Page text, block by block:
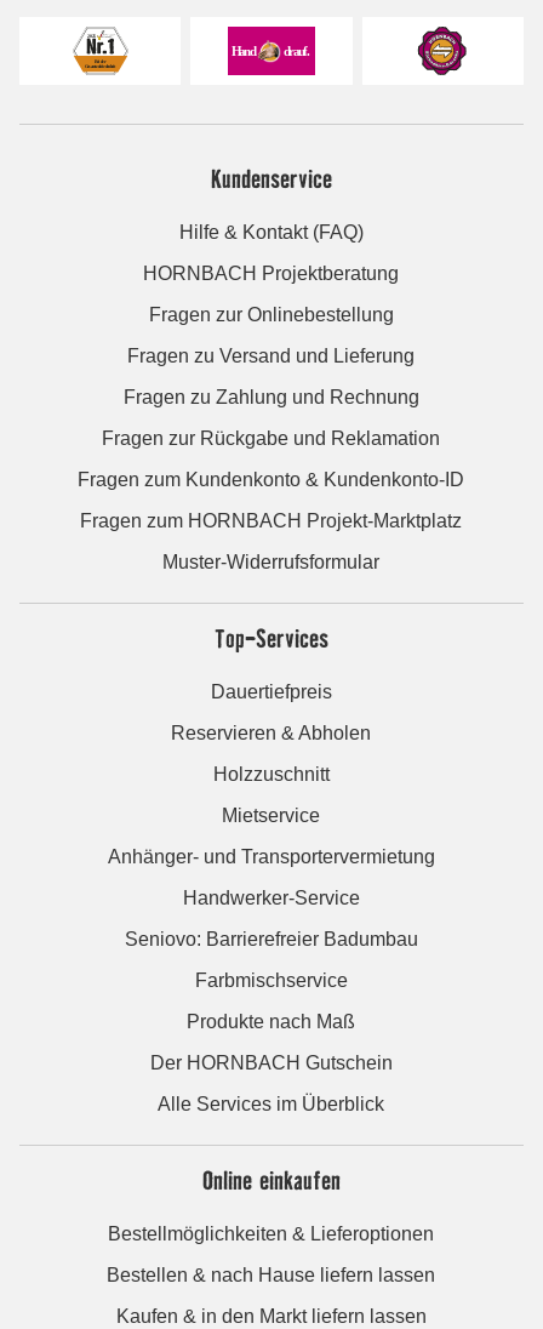
Kundenservice
Hilfe & Kontakt (FAQ)
HORNBACH Projektberatung
Fragen zur Onlinebestellung
Fragen zu Versand und Lieferung
Fragen zu Zahlung und Rechnung
Fragen zur Rückgabe und Reklamation
Fragen zum Kundenkonto & Kundenkonto-ID
Fragen zum HORNBACH Projekt-Marktplatz
Muster-Widerrufsformular
Top-Services
Dauertiefpreis
Reservieren & Abholen
Holzzuschnitt
Mietservice
Anhänger- und Transportervermietung
Handwerker-Service
Seniovo: Barrierefreier Badumbau
Farbmischservice
Produkte nach Maß
Der HORNBACH Gutschein
Alle Services im Überblick
Online einkaufen
Bestellmöglichkeiten & Lieferoptionen
Bestellen & nach Hause liefern lassen
Kaufen & in den Markt liefern lassen